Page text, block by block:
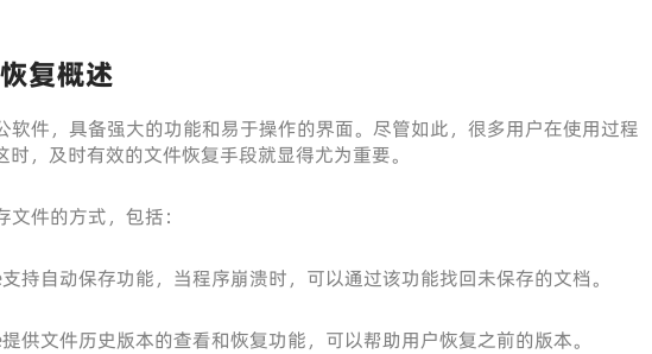
复概述
软件，具备强大的功能和易于操作的界面。尽管如此，很多用户在使用过程
，及时有效的文件恢复手段就显得尤为重要。
件的方式，包括：
持自动保存功能，当程序崩溃时，可以通过该功能找回未保存的文档。
供文件历史版本的查看和恢复功能，可以帮助用户恢复之前的版本。